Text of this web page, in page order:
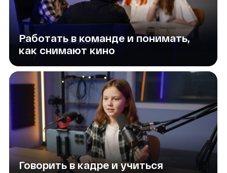
Хотите подробнее
узнать о программе
мастерской?
Оставьте заявку — мы свяжемся, расскажем
детали и забронируем место для вашего
ребенка, или просто напишите нам в MAX